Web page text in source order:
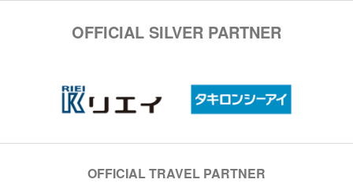
OFFICIAL SILVER PARTNER
OFFICIAL TRAVEL PARTNER